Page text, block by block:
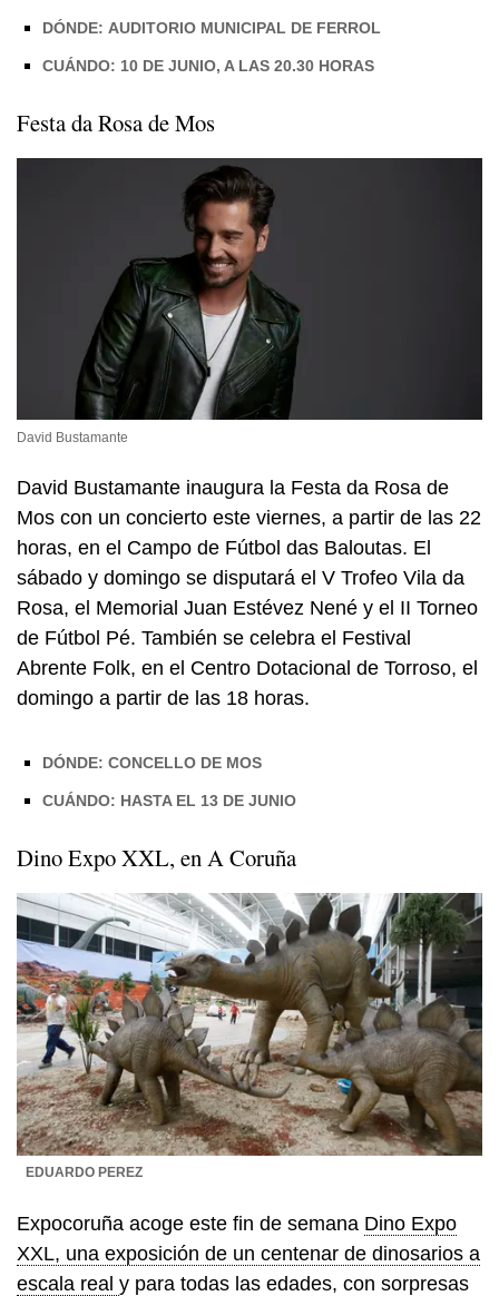
DÓNDE: AUDITORIO MUNICIPAL DE FERROL
CUÁNDO: 10 DE JUNIO, A LAS 20.30 HORAS
Festa da Rosa de Mos
David Bustamante
David Bustamante inaugura la Festa da Rosa de
Mos con un concierto este viernes, a partir de las 22
horas, en el Campo de Fútbol das Baloutas. El
sábado y domingo se disputará el V Trofeo Vila da
Rosa, el Memorial Juan Estévez Nené y el II Torneo
de Fútbol Pé. También se celebra el Festival
Abrente Folk, en el Centro Dotacional de Torroso, el
domingo a partir de las 18 horas.
DÓNDE: CONCELLO DE MOS
CUÁNDO: HASTA EL 13 DE JUNIO
Dino Expo XXL, en A Coruña
EDUARDO PEREZ
Expocoruña acoge este fin de semana Dino Expo
XXL, una exposición de un centenar de dinosarios a
escala real y para todas las edades, con sorpresas